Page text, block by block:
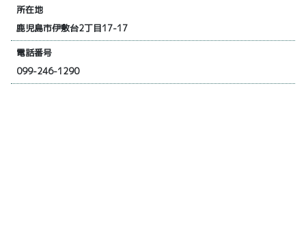
所在地
鹿児島市伊敷台2丁目17-17
電話番号
099-246-1290